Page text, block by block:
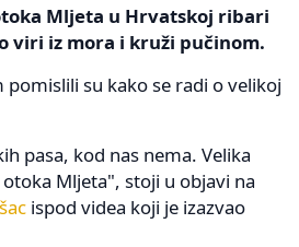
Mljeta u Hrvatskoj ribari
viri iz mora i kruži pučinom.
su kako se radi o velikoj
pasa, kod nas nema. Velika
Mljeta", stoji u objavi na
ispod videa koji je izazvao